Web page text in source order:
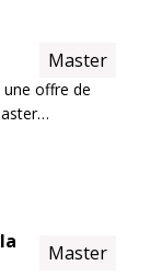
Master
offre de
Recherche
Paris...
Master